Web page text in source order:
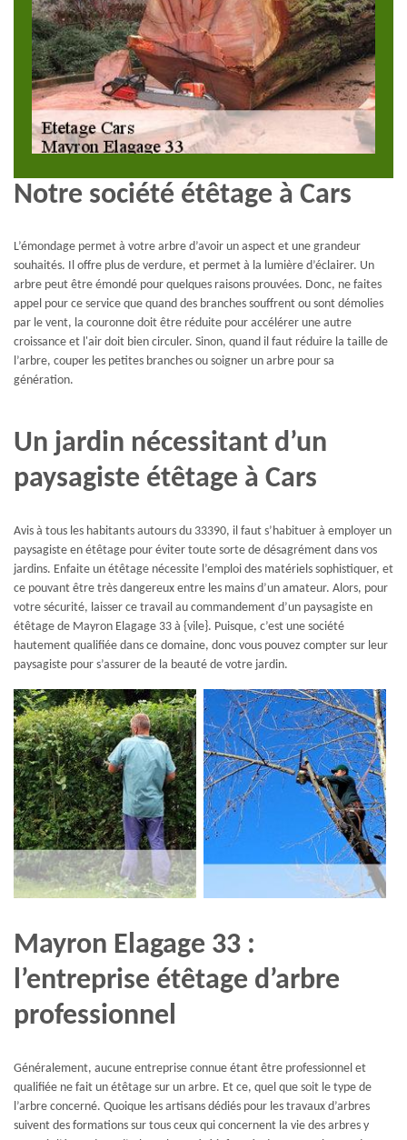
Notre société étêtage à Cars
L’émondage permet à votre arbre d’avoir un aspect et une grandeur
souhaités. Il offre plus de verdure, et permet à la lumière d’éclairer. Un
arbre peut être émondé pour quelques raisons prouvées. Donc, ne faites
appel pour ce service que quand des branches souffrent ou sont démolies
par le vent, la couronne doit être réduite pour accélérer une autre
croissance et l'air doit bien circuler. Sinon, quand il faut réduire la taille de
l’arbre, couper les petites branches ou soigner un arbre pour sa
génération.
Un jardin nécessitant d’un
paysagiste étêtage à Cars
Avis à tous les habitants autours du 33390, il faut s’habituer à employer un
paysagiste en étêtage pour éviter toute sorte de désagrément dans vos
jardins. Enfaite un étêtage nécessite l’emploi des matériels sophistiquer, et
ce pouvant être très dangereux entre les mains d’un amateur. Alors, pour
votre sécurité, laisser ce travail au commandement d’un paysagiste en
étêtage de Mayron Elagage 33 à {vile}. Puisque, c’est une société
hautement qualifiée dans ce domaine, donc vous pouvez compter sur leur
paysagiste pour s’assurer de la beauté de votre jardin.
Mayron Elagage 33 :
l’entreprise étêtage d’arbre
professionnel
Généralement, aucune entreprise connue étant être professionnel et
qualifiée ne fait un étêtage sur un arbre. Et ce, quel que soit le type de
l’arbre concerné. Quoique les artisans dédiés pour les travaux d’arbres
suivent des formations sur tous ceux qui concernent la vie des arbres y